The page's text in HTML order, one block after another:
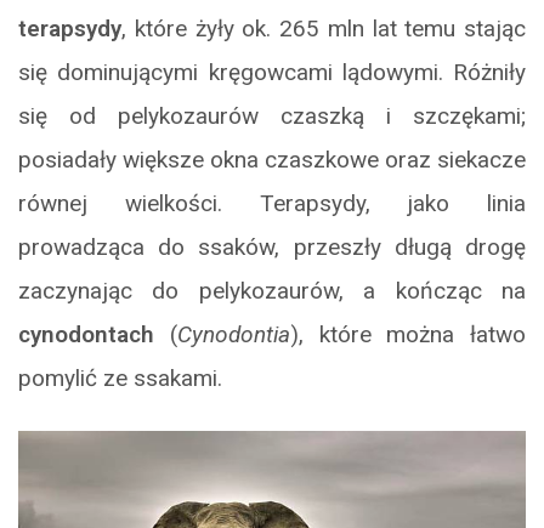
terapsydy, które żyły ok. 265 mln lat temu stając
się dominującymi kręgowcami lądowymi. Różniły
się od pelykozaurów czaszką i szczękami;
posiadały większe okna czaszkowe oraz siekacze
równej wielkości. Terapsydy, jako linia
prowadząca do ssaków, przeszły długą drogę
zaczynając do pelykozaurów, a kończąc na
cynodontach (Cynodontia), które można łatwo
pomylić ze ssakami.